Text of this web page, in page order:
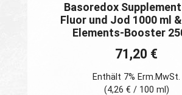
Basoredox
Fluor und Jod 1000 ml
Elements-Booster
71,20 €
Enthält 7% Erm.MwSt.
(4,26 € / 100 ml)